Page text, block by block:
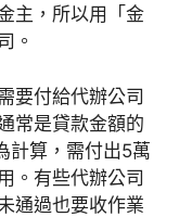
主，所以用「金
。
要付給代辦公司
常是貸款金額的
計算，需付出5萬
。有些代辦公司
通過也要收作業